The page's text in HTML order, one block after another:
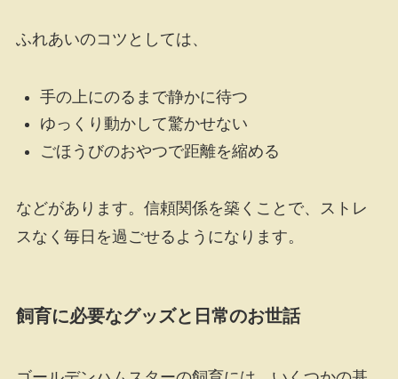
ふれあいのコツとしては、
手の上にのるまで静かに待つ
ゆっくり動かして驚かせない
ごほうびのおやつで距離を縮める
などがあります。信頼関係を築くことで、ストレ
スなく毎日を過ごせるようになります。
飼育に必要なグッズと日常のお世話